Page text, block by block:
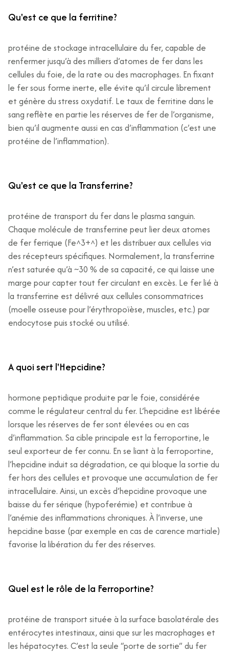
Qu'est ce que la ferritine?
protéine de stockage intracellulaire du fer, capable de
renfermer jusqu’à des milliers d’atomes de fer dans les
cellules du foie, de la rate ou des macrophages. En fixant
le fer sous forme inerte, elle évite qu’il circule librement
et génère du stress oxydatif. Le taux de ferritine dans le
sang reflète en partie les réserves de fer de l’organisme,
bien qu’il augmente aussi en cas d’inflammation (c’est une
protéine de l’inflammation).
Qu'est ce que la Transferrine?
protéine de transport du fer dans le plasma sanguin.
Chaque molécule de transferrine peut lier deux atomes
de fer ferrique (Fe^3+^) et les distribuer aux cellules via
des récepteurs spécifiques. Normalement, la transferrine
n’est saturée qu’à ~30 % de sa capacité, ce qui laisse une
marge pour capter tout fer circulant en excès. Le fer lié à
la transferrine est délivré aux cellules consommatrices
(moelle osseuse pour l’érythropoïèse, muscles, etc.) par
endocytose puis stocké ou utilisé.
A quoi sert l'Hepcidine?
hormone peptidique produite par le foie, considérée
comme le régulateur central du fer. L’hepcidine est libérée
lorsque les réserves de fer sont élevées ou en cas
d’inflammation. Sa cible principale est la ferroportine, le
seul exporteur de fer connu. En se liant à la ferroportine,
l’hepcidine induit sa dégradation, ce qui bloque la sortie du
fer hors des cellules et provoque une accumulation de fer
intracellulaire. Ainsi, un excès d’hepcidine provoque une
baisse du fer sérique (hypoferémie) et contribue à
l’anémie des inflammations chroniques. À l’inverse, une
hepcidine basse (par exemple en cas de carence martiale)
favorise la libération du fer des réserves.
Quel est le rôle de la Ferroportine?
protéine de transport située à la surface basolatérale des
entérocytes intestinaux, ainsi que sur les macrophages et
les hépatocytes. C’est la seule “porte de sortie” du fer